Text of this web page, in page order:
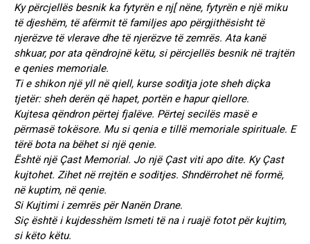
Ky përcjellës besnik ka fytyrën e nj[ nëne, fytyrën e një miku
të djeshëm, të afërmit të familjes apo përgjithësisht të
njerëzve të vlerave dhe të njerëzve të zemrës. Ata kanë
shkuar, por ata qëndrojnë këtu, si përcjellës besnik në trajtën
e qenies memoriale.
Ti e shikon një yll në qiell, kurse soditja jote sheh diçka
tjetër: sheh derën që hapet, portën e hapur qiellore.
Kujtesa qëndron përtej fjalëve. Përtej secilës masë e
përmasë tokësore. Mu si qenia e tillë memoriale spirituale. E
tërë bota na bëhet si një qenie.
Është një Çast Memorial. Jo një Çast viti apo dite. Ky Çast
kujtohet. Zihet në rrejtën e soditjes. Shndërrohet në formë,
në kuptim, në qenie.
Si Kujtimi i zemrës për Nanën Drane.
Siç është i kujdesshëm Ismeti të na i ruajë fotot për kujtim,
si këto këtu.